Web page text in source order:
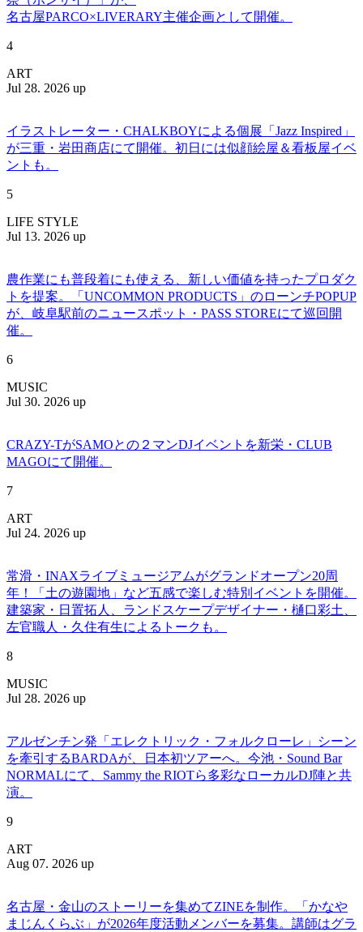
名古屋PARCO×LIVERARY主催企画として開催。
4
ART
Jul 28. 2026 up
イラストレーター・CHALKBOYによる個展「Jazz Inspired」
が三重・岩田商店にて開催。初日には似顔絵屋＆看板屋イベ
ントも。
5
LIFE STYLE
Jul 13. 2026 up
農作業にも普段着にも使える、新しい価値を持ったプロダク
トを提案。「UNCOMMON PRODUCTS」のローンチPOPUP
が、岐阜駅前のニュースポット・PASS STOREにて巡回開
催。
6
MUSIC
Jul 30. 2026 up
CRAZY-TがSAMOとの２マンDJイベントを新栄・CLUB
MAGOにて開催。
7
ART
Jul 24. 2026 up
常滑・INAXライブミュージアムがグランドオープン20周
年！「土の遊園地」など五感で楽しむ特別イベントを開催。
建築家・日置拓人、ランドスケープデザイナー・樋口彩土、
左官職人・久住有生によるトークも。
8
MUSIC
Jul 28. 2026 up
アルゼンチン発「エレクトリック・フォルクローレ」シーン
を牽引するBARDAが、日本初ツアーへ。今池・Sound Bar
NORMALにて、Sammy the RIOTら多彩なローカルDJ陣と共
演。
9
ART
Aug 07. 2026 up
名古屋・金山のストーリーを集めてZINEを制作。「かなや
まじんくらぶ」が2026年度活動メンバーを募集。講師はグラ